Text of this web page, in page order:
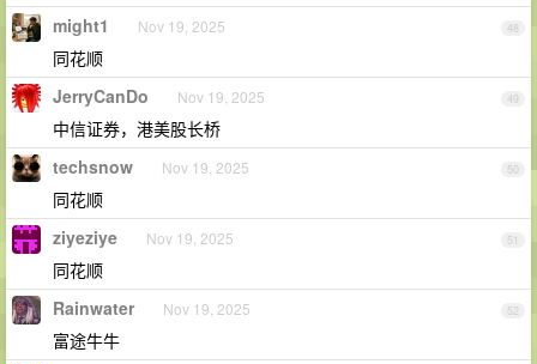
48
might1 Nov 19, 2025
同花顺
49
JerryCanDo Nov 19, 2025
中信证券，港美股长桥
50
techsnow Nov 19, 2025
同花顺
51
ziyeziye Nov 19, 2025
同花顺
52
Rainwater Nov 19, 2025
富途牛牛